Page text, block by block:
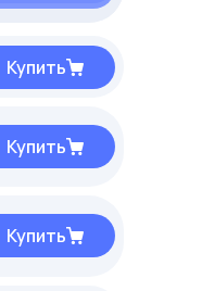
Купить
Купить
Купить